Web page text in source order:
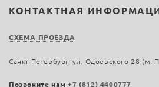
КОНТАКТНАЯ
СХЕМА ПРОЕЗДА
Санкт-Петербург, ул. Одоевского 28 (м.
Позвоните нам+7 (812) 4400777